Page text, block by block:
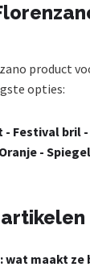
product
opties:
Festival bril -
-
maakt ze